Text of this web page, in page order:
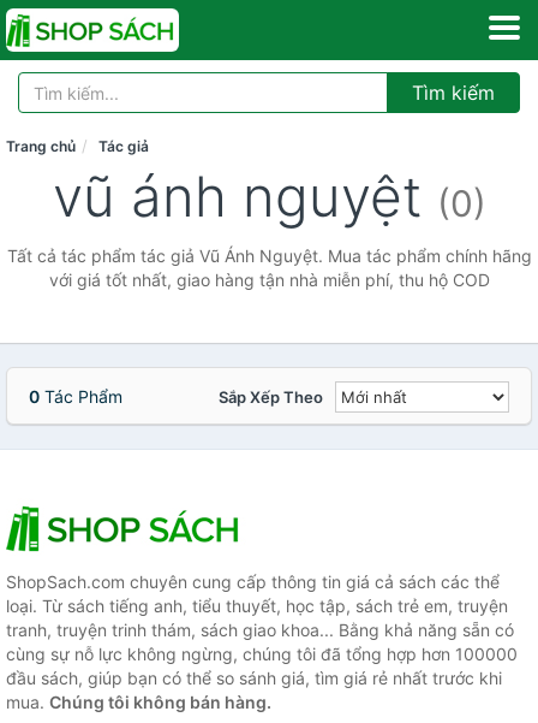
Tìm kiếm
Trang chủ Tác giả
vũ ánh nguyệt (0)
Tất cả tác phẩm tác giả Vũ Ánh Nguyệt. Mua tác phẩm chính hãng
với giá tốt nhất, giao hàng tận nhà miễn phí, thu hộ COD
0 Tác Phẩm Sắp Xếp Theo
ShopSach.com chuyên cung cấp thông tin giá cả sách các thể
loại. Từ sách tiếng anh, tiểu thuyết, học tập, sách trẻ em, truyện
tranh, truyện trinh thám, sách giao khoa... Bằng khả năng sẵn có
cùng sự nỗ lực không ngừng, chúng tôi đã tổng hợp hơn 100000
đầu sách, giúp bạn có thể so sánh giá, tìm giá rẻ nhất trước khi
mua. Chúng tôi không bán hàng.